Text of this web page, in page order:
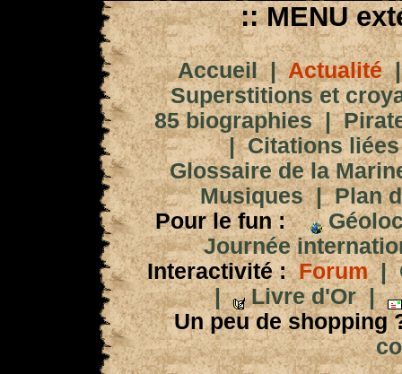
:: MENU
Accueil|Actualité
Superstitions et
85 biographies|
|Citations
Glossaire de la
Musiques|Plan
Pour le fun :
Journée
Interactivité : Forum|
|
Livre d'Or|
Un peu de shopping